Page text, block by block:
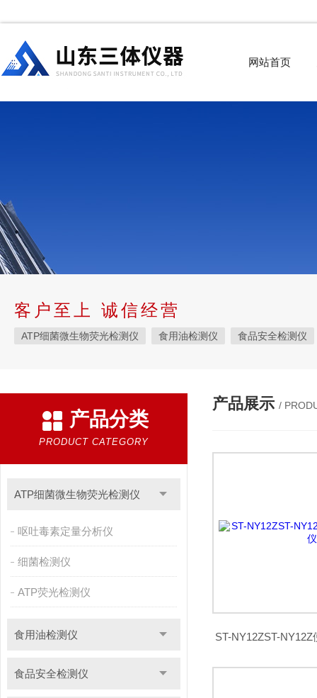
网站首页
客户至上 诚信经营
ATP细菌微生物荧光检测仪 食用油检测仪 食品安全检测仪
产品分类
PRODUCT CATEGORY
ATP细菌微生物荧光检测仪
呕吐毒素定量分析仪
细菌检测仪
ATP荧光检测仪
食用油检测仪
食品安全检测仪
产品展示 /
ST-NY12ZST-